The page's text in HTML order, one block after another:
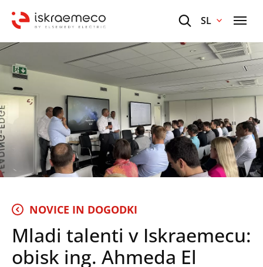
SL
NOVICE IN DOGODKI
Mladi talenti v Iskraemecu:
obisk ing. Ahmeda El